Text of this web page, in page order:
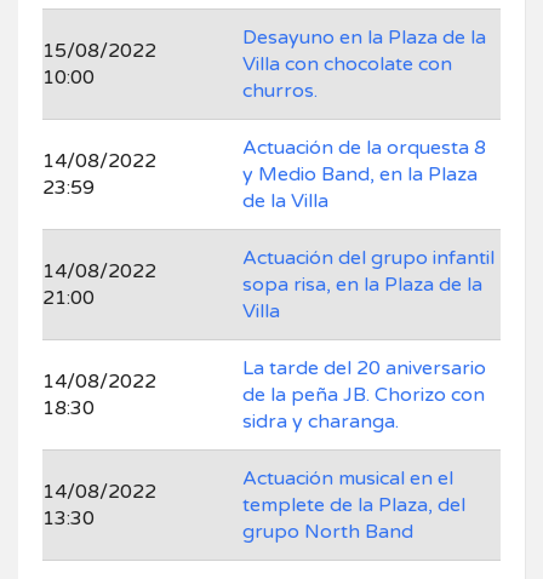
15/08/2022
10:00
Desayuno en la Plaza de la
Villa con chocolate con
churros.
14/08/2022
23:59
Actuación de la orquesta 8
y Medio Band, en la Plaza
de la Villa
14/08/2022
21:00
Actuación del grupo infantil
sopa risa, en la Plaza de la
Villa
14/08/2022
18:30
La tarde del 20 aniversario
de la peña JB. Chorizo con
sidra y charanga.
14/08/2022
13:30
Actuación musical en el
templete de la Plaza, del
grupo North Band